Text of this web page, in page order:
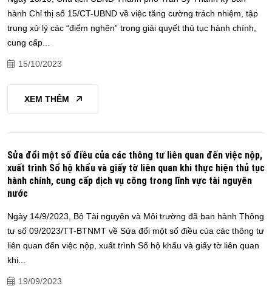
hành Chỉ thị số 15/CT-UBND về việc tăng cường trách nhiệm, tập
trung xử lý các “điểm nghẽn” trong giải quyết thủ tục hành chính,
cung cấp...
15/10/2023
XEM THÊM
Sửa đổi một số điều của các thông tư liên quan đến việc nộp,
xuất trình Sổ hộ khẩu và giấy tờ liên quan khi thực hiện thủ tục
hành chính, cung cấp dịch vụ công trong lĩnh vực tài nguyên
nước
Ngày 14/9/2023, Bộ Tài nguyên và Môi trường đã ban hành Thông
tư số 09/2023/TT-BTNMT về Sửa đổi một số điều của các thông tư
liên quan đến việc nộp, xuất trình Sổ hộ khẩu và giấy tờ liên quan
khi...
19/09/2023